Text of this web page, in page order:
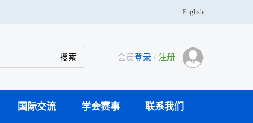
English
会员登录 / 注册
国际交流 学会赛事 联系我们